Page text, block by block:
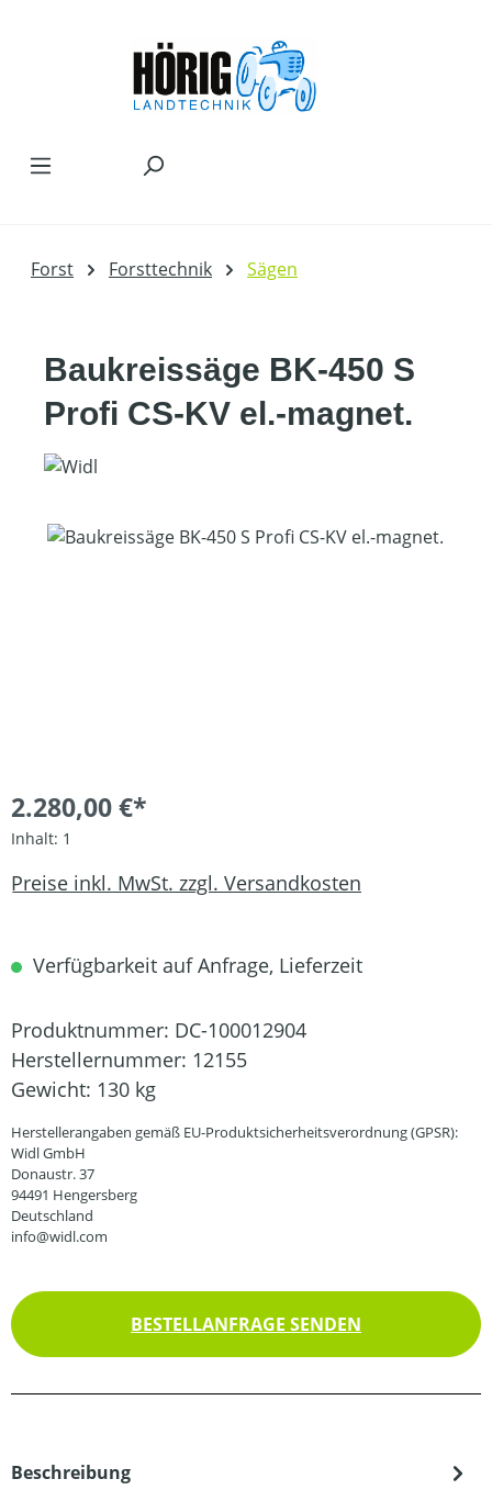
Forst Forsttechnik Sägen
Baukreissäge BK-450 S
Profi CS-KV el.-magnet.
Bildergalerie überspringen
2.280,00 €*
Inhalt: 1
Preise inkl. MwSt. zzgl. Versandkosten
Verfügbarkeit auf Anfrage, Lieferzeit
Produktnummer: DC-100012904
Herstellernummer: 12155
Gewicht: 130 kg
Herstellerangaben gemäß EU-Produktsicherheitsverordnung (GPSR):
Widl GmbH
Donaustr. 37
94491 Hengersberg
Deutschland
info@widl.com
BESTELLANFRAGE SENDEN
Beschreibung